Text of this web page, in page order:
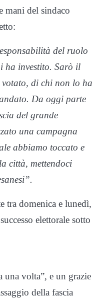
mani del sindaco
del ruolo
ha investito. Sarò il
di chi non lo ha
Da oggi parte
del grande
una campagna
abbiamo toccato e
città, mettendoci
tra domenica e lunedì,
elettorale sotto
una volta”, e un grazie
della fascia